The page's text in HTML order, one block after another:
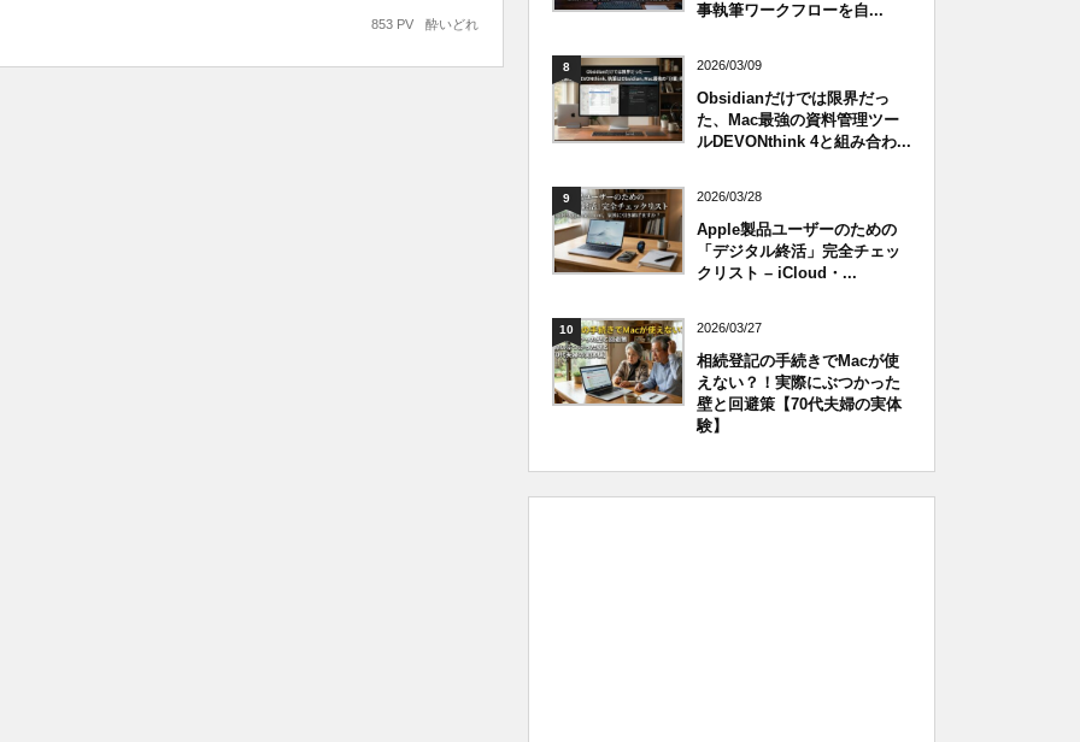
酔いどれ
853 PV
事執筆ワークフローを自...
8 2026/03/09
Obsidianだけでは限界だっ
た、Mac最強の資料管理ツー
ルDEVONthink 4と組み合わ...
9 2026/03/28
Apple製品ユーザーのための
「デジタル終活」完全チェッ
クリスト – iCloud・...
10 2026/03/27
相続登記の手続きでMacが使
えない？！実際にぶつかった
壁と回避策【70代夫婦の実体
験】